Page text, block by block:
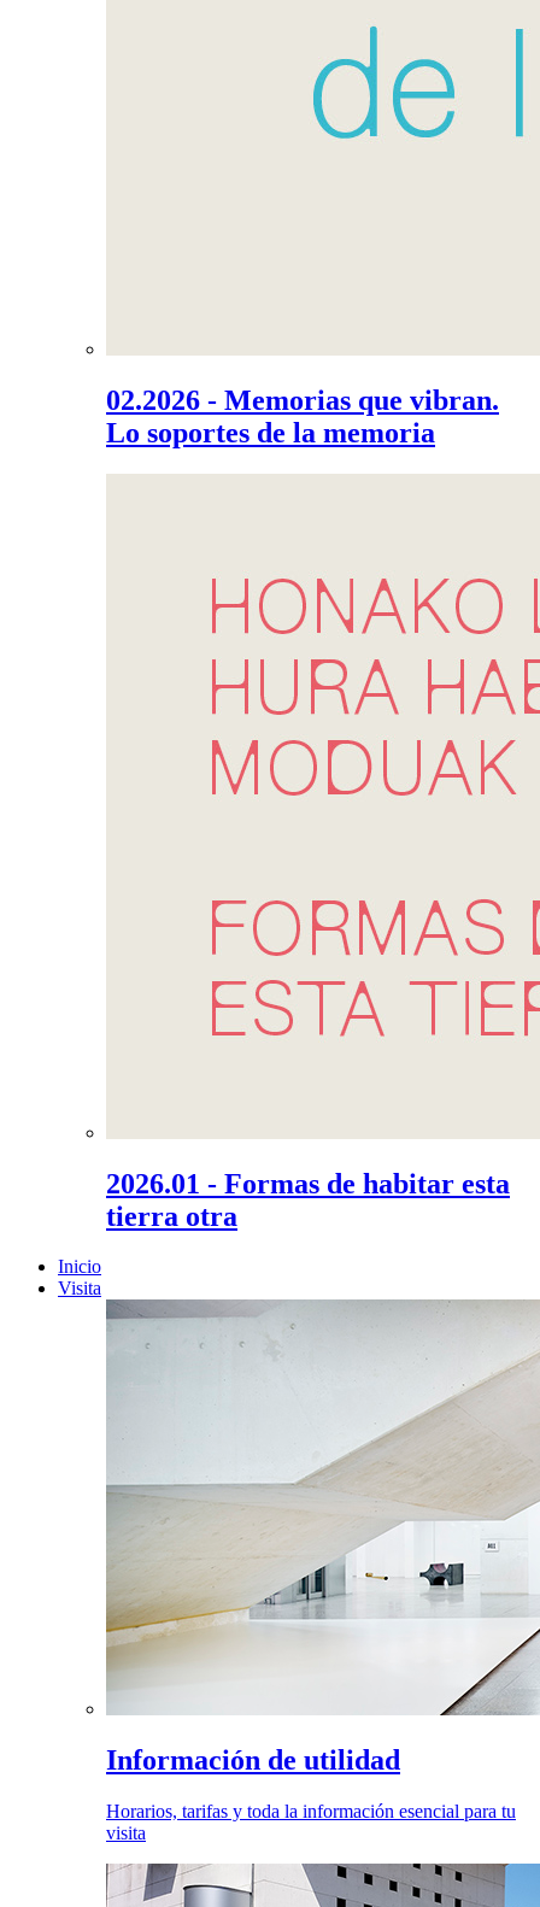
02.2026 - Memorias que vibran.
Lo soportes de la memoria
2026.01 - Formas de habitar esta
tierra otra
Inicio
Visita
Información de utilidad
Horarios, tarifas y toda la información esencial para tu
visita